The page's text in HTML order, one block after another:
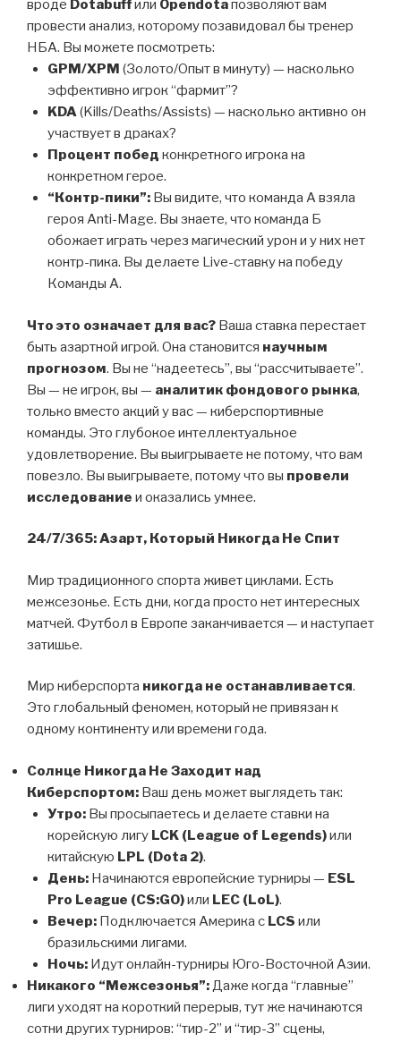
вроде Dotabuffили Opendotaпозволяют вам
провести анализ, которому позавидовал бы тренер
НБА. Вы можете посмотреть:
GPM/XPM (Золото/Опыт в минуту) — насколько
эффективно игрок “фармит”?
KDA(Kills/Deaths/Assists) — насколько активно он
участвует в драках?
Процент побед конкретного игрока на
конкретном герое.
“Контр-пики”:Вы видите, что команда А взяла
героя Anti-Mage. Вы знаете, что команда Б
обожает играть через магический урон и у них нет
контр-пика. Вы делаете Live-ставку на победу
Команды А.
Что это означает для вас? Ваша ставка перестает
быть азартной игрой. Она становится научным
прогнозом. Вы не “надеетесь”, вы “рассчитываете”.
Вы — не игрок, вы — аналитик фондового рынка,
только вместо акций у вас — киберспортивные
команды. Это глубокое интеллектуальное
удовлетворение. Вы выигрываете не потому, что вам
повезло. Вы выигрываете, потому что вы провели
исследование и оказались умнее.
24/7/365: Азарт, Который Никогда Не Спит
Мир традиционного спорта живет циклами. Есть
межсезонье. Есть дни, когда просто нет интересных
матчей. Футбол в Европе заканчивается — и наступает
затишье.
Мир киберспорта никогда не останавливается.
Это глобальный феномен, который не привязан к
одному континенту или времени года.
Солнце Никогда Не Заходит над
Киберспортом: Ваш день может выглядеть так:
Утро:Вы просыпаетесь и делаете ставки на
корейскую лигу LCK (League of Legends)или
китайскую LPL (Dota 2).
День:Начинаются европейские турниры — ESL
Pro League (CS:GO)или LEC (LoL).
Вечер:Подключается Америка с LCS или
бразильскими лигами.
Ночь:Идут онлайн-турниры Юго-Восточной Азии.
Никакого “Межсезонья”:Даже когда “главные”
лиги уходят на короткий перерыв, тут же начинаются
сотни других турниров: “тир-2” и “тир-3” сцены,